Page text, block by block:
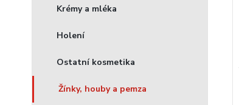
Krémy a mléka
Holení
Ostatní kosmetika
Žínky, houby a pemza